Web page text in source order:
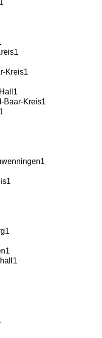
1
1
Kreis1
1
Baar-Kreis1
1
1
1
1
1
1